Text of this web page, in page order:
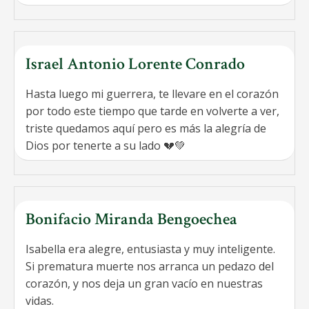
Israel Antonio Lorente Conrado
Hasta luego mi guerrera, te llevare en el corazón
por todo este tiempo que tarde en volverte a ver,
triste quedamos aquí pero es más la alegría de
Dios por tenerte a su lado 💔💚
Bonifacio Miranda Bengoechea
Isabella era alegre, entusiasta y muy inteligente.
Si prematura muerte nos arranca un pedazo del
corazón, y nos deja un gran vacío en nuestras
vidas.